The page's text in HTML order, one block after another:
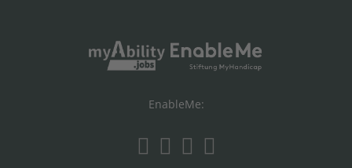
EnableMe: